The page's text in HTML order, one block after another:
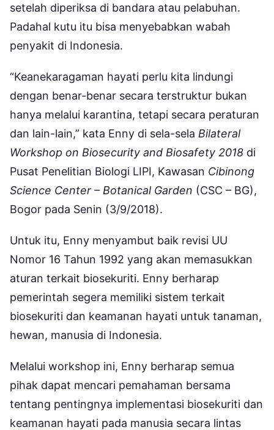
setelah diperiksa di bandara atau pelabuhan.
Padahal kutu itu bisa menyebabkan wabah
penyakit di Indonesia.
“Keanekaragaman hayati perlu kita lindungi
dengan benar-benar secara terstruktur bukan
hanya melalui karantina, tetapi secara peraturan
dan lain-lain,” kata Enny di sela-sela Bilateral
Workshop on Biosecurity and Biosafety 2018 di
Pusat Penelitian Biologi LIPI, Kawasan Cibinong
Science Center – Botanical Garden (CSC – BG),
Bogor pada Senin (3/9/2018).
Untuk itu, Enny menyambut baik revisi UU
Nomor 16 Tahun 1992 yang akan memasukkan
aturan terkait biosekuriti. Enny berharap
pemerintah segera memiliki sistem terkait
biosekuriti dan keamanan hayati untuk tanaman,
hewan, manusia di Indonesia.
Melalui workshop ini, Enny berharap semua
pihak dapat mencari pemahaman bersama
tentang pentingnya implementasi biosekuriti dan
keamanan hayati pada manusia secara lintas